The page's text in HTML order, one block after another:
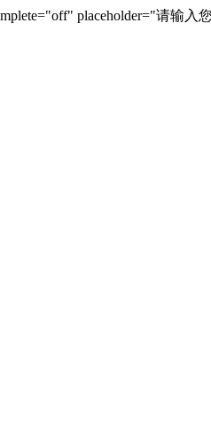
placeholder="请输入